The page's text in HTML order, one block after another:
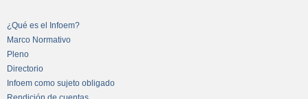
¿Qué es el Infoem?
Marco Normativo
Pleno
Directorio
Infoem como sujeto obligado